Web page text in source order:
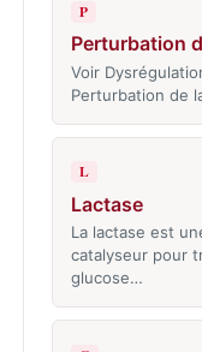
P
Perturbation
Voir
Perturbation de
L
Lactase
La lactase est
catalyseur pour
glucose…